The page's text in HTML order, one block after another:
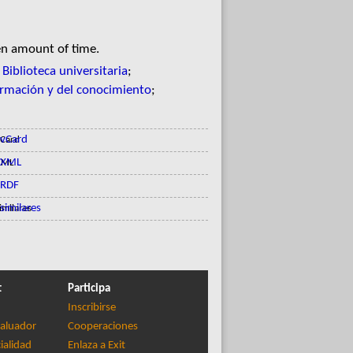
amount of time.
Biblioteca universitaria;
y del conocimiento;
vCard
XML
RDF
similares
Participa
Inscribirse
Cooperaciones
Enlaza a Exit